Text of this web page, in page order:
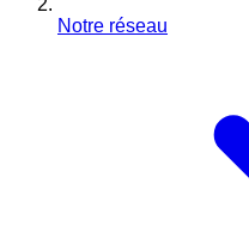
Notre réseau